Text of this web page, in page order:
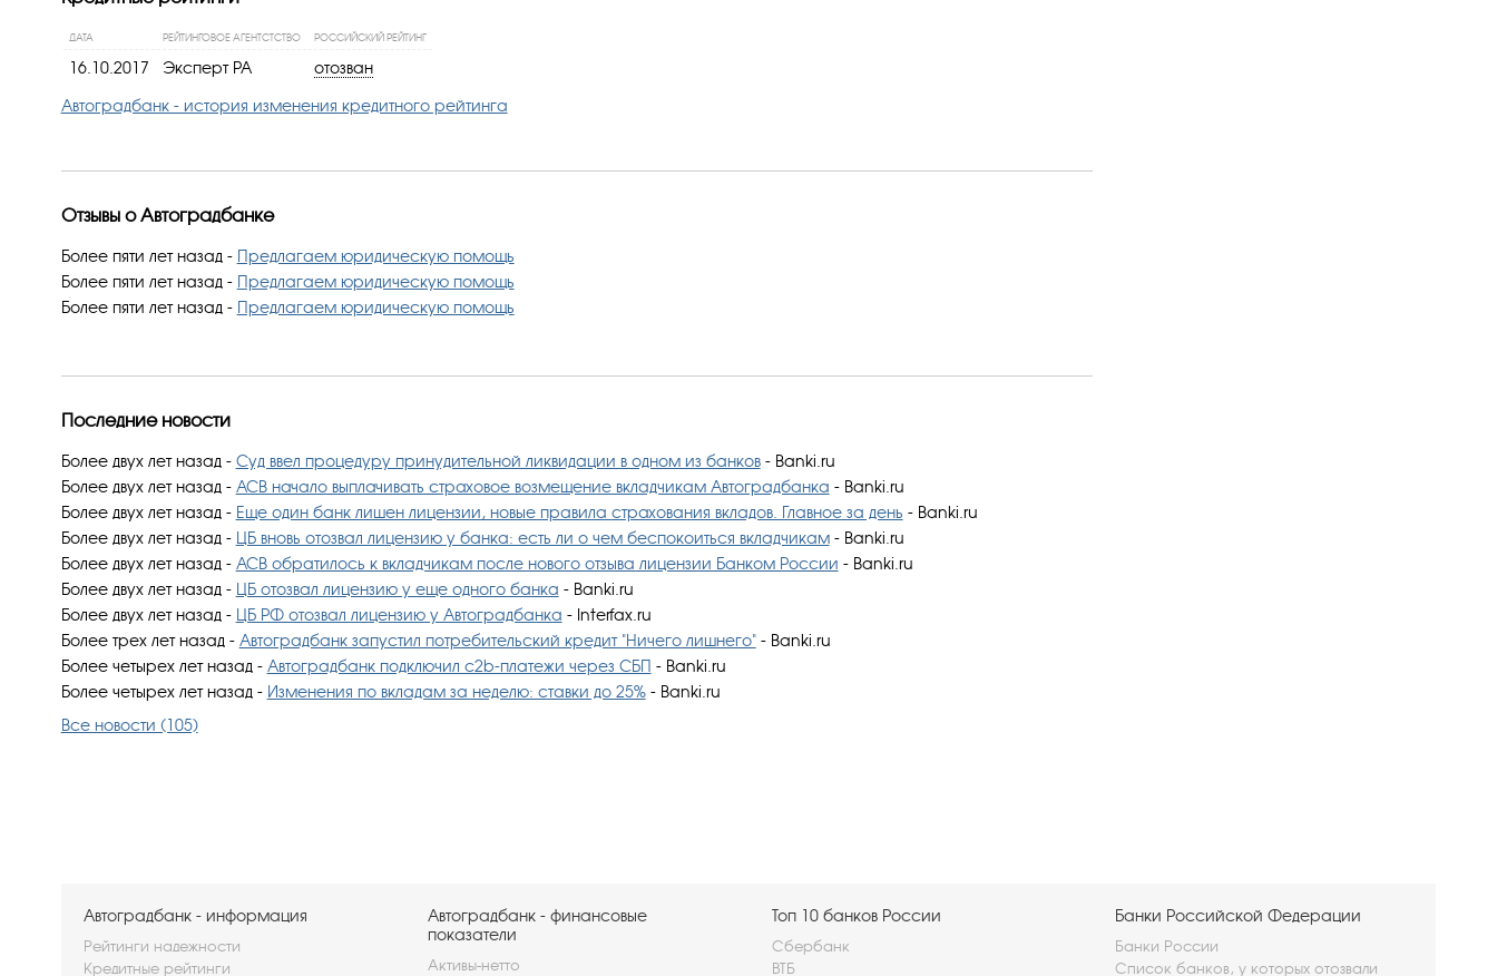
ДАТА РЕЙТИНГОВОЕ АГЕНТСТСТВО РОССИЙСКИЙ РЕЙТИНГ
16.10.2017 Эксперт РА
отозван
Автоградбанк - история изменения кредитного рейтинга
Отзывы о Автоградбанке
Более пяти лет назад - Предлагаем юридическую помощь
Более пяти лет назад - Предлагаем юридическую помощь
Более пяти лет назад - Предлагаем юридическую помощь
Последние новости
Более двух лет назад - Суд ввел процедуру принудительной ликвидации в одном из банков- Banki.ru
Более двух лет назад - АСВ начало выплачивать страховое возмещение вкладчикам Автоградбанка - Banki.ru
Более двух лет назад - Еще один банк лишен лицензии, новые правила страхования вкладов. Главное за день - Banki.ru
Более двух лет назад - ЦБ вновь отозвал лицензию у банка: есть ли о чем беспокоиться вкладчикам- Banki.ru
Более двух лет назад - АСВ обратилось к вкладчикам после нового отзыва лицензии Банком России - Banki.ru
Более двух лет назад - ЦБ отозвал лицензию у еще одного банка - Banki.ru
Более двух лет назад - ЦБ РФ отозвал лицензию у Автоградбанка - Interfax.ru
Более трех лет назад - Автоградбанк запустил потребительский кредит "Ничего лишнего"- Banki.ru
Более четырех лет назад - Автоградбанк подключил c2b-платежи через СБП - Banki.ru
Более четырех лет назад - Изменения по вкладам за неделю: ставки до 25%- Banki.ru
Все новости (105)
Автоградбанк - информация
Рейтинги надежности
Кредитные рейтинги
Автоградбанк - финансовые
показатели
Активы-нетто
Топ 10 банков России
Сбербанк
ВТБ
Банки Российской Федерации
Банки России
Список банков, у которых отозвали